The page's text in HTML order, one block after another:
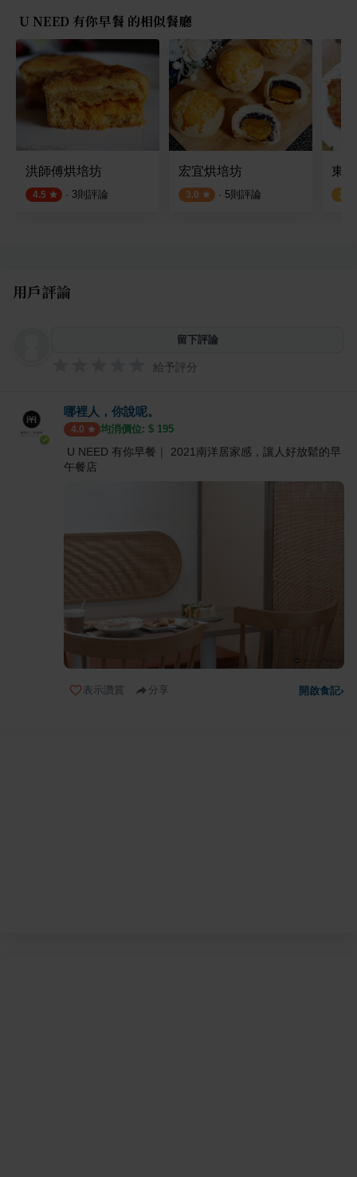
U NEED 有你早餐 的相似餐廳
洪師傅烘培坊
4.5 · 3則評論
宏宜烘培坊
3.0 · 5則評論
東
2.8
用戶評論
留下評論
給予評分
哪裡人，你說呢。
4.0 均消價位: $ 195
U NEED 有你早餐｜ 2021南洋居家感，讓人好放鬆的早
午餐店
表示讚賞 分享 開啟食記›